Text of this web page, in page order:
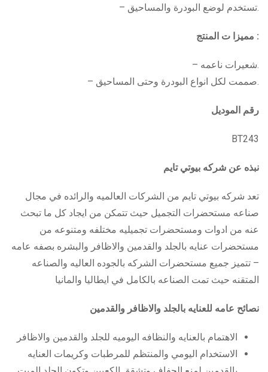
.تستخدم لوضع البودرة والمساحيق –
: مميزا ت المنتج
.شعيرات ناعمه –
.صممت لكل انواع البودرة وحتى المساحيق –
رقم الموديل
BT243
نبذه عن شركه بيوتي تايم
تعد شركه بيوتي تايم من الشركات العالميه والرائده في مجال
صناعه مستحضرات التجميل حيث تتمكن من ايجاد كل ما تبحث
عنه من ادوات ومستحضرات تجميليه مختلفه ومتنوعه من
مستحضرات عنايه بالجلد والقدمين والاظافر والبشره بصفه عامه
– تتميز جميع مستحضرات الشركه بالجوده العاليه والصناعه
المتقنه حيث تمت الصناعه بالكامل في ايطاليا والمانيا
نصائح عامه للعنايه بالجلد والاظافر والقدمين
الاهتمام بالعنايه والنظافه اليوميه للجلد والقدمين والاظافر
الاستخدام اليومي والمنتظم للمرطبات وكريمات العنايه